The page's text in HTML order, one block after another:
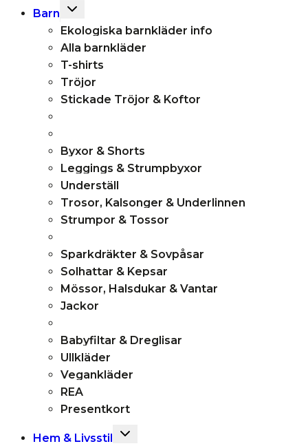
Barn
Toggle
menu
Ekologiska barnkläder info
Alla barnkläder
T-shirts
Tröjor
Stickade Tröjor & Koftor
Byxor & Shorts
Leggings & Strumpbyxor
Underställ
Trosor, Kalsonger & Underlinnen
Strumpor & Tossor
Sparkdräkter & Sovpåsar
Solhattar & Kepsar
Mössor, Halsdukar & Vantar
Jackor
Babyfiltar & Dreglisar
Ullkläder
Vegankläder
REA
Presentkort
Hem & Livsstil
Toggle